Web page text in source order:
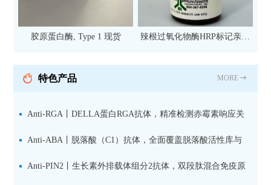
胶原蛋白酶, Type 1 现货
辣根过氧化物酶HRP标记亲和
抗 现货
特色产品 MORE
Anti-RGA丨DELLA蛋白RGA抗体，精准检测赤霉素响应关
键抑制因子
Anti-ABA丨脱落酸（C1）抗体，全面覆盖脱落酸活性库与
储存库
Anti-PIN2丨生长素外排载体组分2抗体，双段肽混合免疫原